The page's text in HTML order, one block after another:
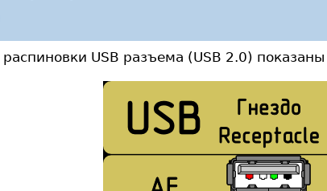
USB разъема (USB 2.0)